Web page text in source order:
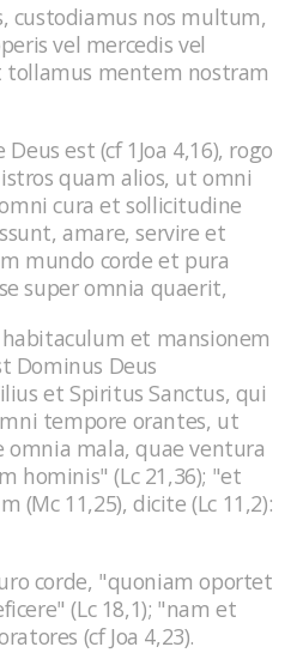
custodiamus nos multum,
vel mercedis vel
mentem nostram
est (cf 1Joa 4,16), rogo
quam alios, ut omni
cura et sollicitudine
amare, servire et
mundo corde et pura
super omnia quaerit,
et mansionem
Dominus Deus
et Spiritus Sanctus, qui
tempore orantes, ut
mala, quae ventura
hominis" (Lc 21,36); "et
(Mc 11,25), dicite (Lc 11,2):
corde, "quoniam oportet
(Lc 18,1); "nam et
(cf Joa 4,23).